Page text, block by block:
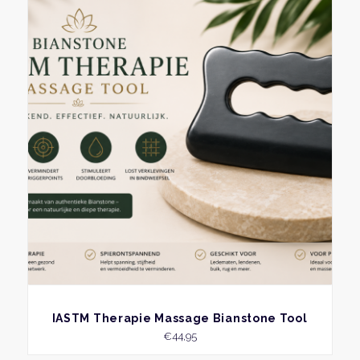
BEKIJK
IASTM Therapie Massage Bianstone Tool
€44,95